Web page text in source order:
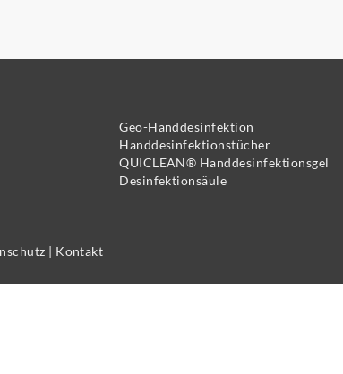
Geo-Handdesinfektion
Handdesinfektionstücher
QUICLEAN® Handdesinfektionsgel
Desinfektionsäule
| Kontakt